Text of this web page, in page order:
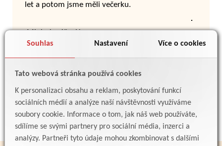
Souhlas Nastavení Více o cookies
Tato webová stránka používá cookies
K personalizaci obsahu a reklam, poskytování funkcí
sociálních médií a analýze naší návštěvnosti využíváme
soubory cookie. Informace o tom, jak náš web používáte,
sdílíme se svými partnery pro sociální média, inzerci a
analýzy. Partneři tyto údaje mohou zkombinovat s dalšími
let a potom jsme měli večerku.
Mink, Jonáš a Honza